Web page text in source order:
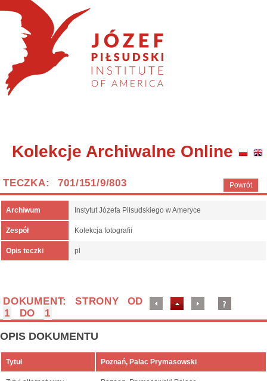
Kolekcje Archiwalne Online
Powrót
TECZKA: 701/151/9/803
Archiwum Instytut Józefa Piłsudskiego w Ameryce
Zespół Kolekcja fotografii
Opis teczki pl
DOKUMENT: STRONY OD
1
DO 1
OPIS DOKUMENTU
Tytuł Poznań, Palac Prymasowski